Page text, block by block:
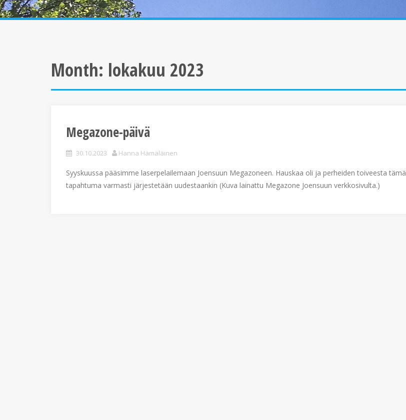
Month: lokakuu 2023
Megazone-päivä
30.10.2023 Hanna Hämäläinen
Syyskuussa pääsimme laserpelailemaan Joensuun Megazoneen. Hauskaa oli ja perheiden toiveesta tämä
tapahtuma varmasti järjestetään uudestaankin (Kuva lainattu Megazone Joensuun verkkosivulta.)